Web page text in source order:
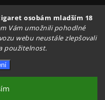
osobám mladším 18
Vám umožnili pohodlné
webu neustále zlepšovali
použitelnost.
se
cookies